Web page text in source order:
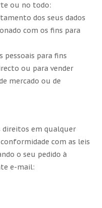
ou no todo:
dos seus dados
com os fins para
pessoais para fins
ou para vender
mercado ou de
direitos em qualquer
com as leis
o seu pedido à
e-mail: